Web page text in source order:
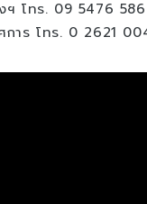
ฯ โทร. 09 5476
การ โทร. 0 2621